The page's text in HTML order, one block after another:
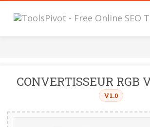
CONVERTISSEUR RGB
V1.0